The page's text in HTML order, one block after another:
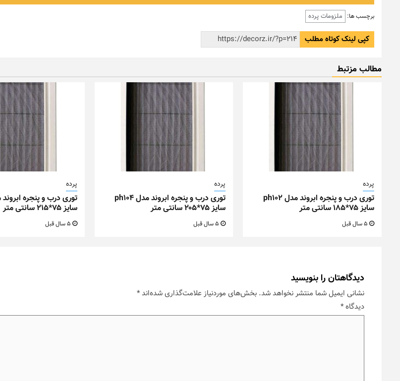
برچسب ها: ملزومات پرده
کپی لینک کوتاه مطلب
مطالب مزتبط
پرده
توری درب و پنجره ابروند مدل ph102
سایز ۷۵*۱۸۵ سانتی متر
پرده
توری درب و پنجره ابروند مدل ph104
سایز ۷۵*۲۰۵ سانتی متر
5 سال قبل
پرده
سایز ۷۵*۲۱۵ سانتی متر
دیدگاهتان را بنویسید
نشانی ایمیل شما منتشر نخواهد شد. بخش‌های موردنیاز علامت‌گذاری شده‌اند*
دیدگاه*